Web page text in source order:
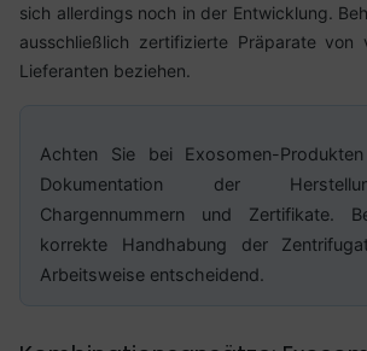
sich allerdings noch in der Entwicklung.
ausschließlich zertifizierte Präparate von
Lieferanten beziehen.
Achten Sie bei Exosomen-
Dokumentation der
Chargennummern und Zertifikate.
korrekte Handhabung der
Arbeitsweise entscheidend.